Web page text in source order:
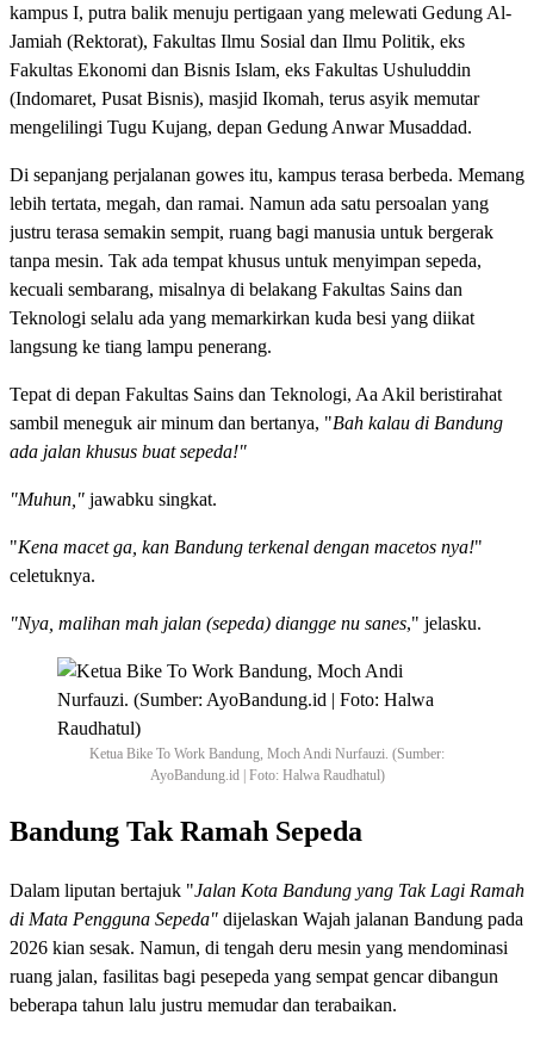
kampus I, putra balik menuju pertigaan yang melewati Gedung Al-
Jamiah (Rektorat), Fakultas Ilmu Sosial dan Ilmu Politik, eks
Fakultas Ekonomi dan Bisnis Islam, eks Fakultas Ushuluddin
(Indomaret, Pusat Bisnis), masjid Ikomah, terus asyik memutar
mengelilingi Tugu Kujang, depan Gedung Anwar Musaddad.
Di sepanjang perjalanan gowes itu, kampus terasa berbeda. Memang
lebih tertata, megah, dan ramai. Namun ada satu persoalan yang
justru terasa semakin sempit, ruang bagi manusia untuk bergerak
tanpa mesin. Tak ada tempat khusus untuk menyimpan sepeda,
kecuali sembarang, misalnya di belakang Fakultas Sains dan
Teknologi selalu ada yang memarkirkan kuda besi yang diikat
langsung ke tiang lampu penerang.
Tepat di depan Fakultas Sains dan Teknologi, Aa Akil beristirahat
sambil meneguk air minum dan bertanya, "Bah kalau di Bandung
ada jalan khusus buat sepeda!"
"Muhun," jawabku singkat.
"Kena macet ga, kan Bandung terkenal dengan macetos nya!"
celetuknya.
"Nya, malihan mah jalan (sepeda) diangge nu sanes," jelasku.
Ketua Bike To Work Bandung, Moch Andi Nurfauzi. (Sumber:
AyoBandung.id | Foto: Halwa Raudhatul)
Bandung Tak Ramah Sepeda
Dalam liputan bertajuk "Jalan Kota Bandung yang Tak Lagi Ramah
di Mata Pengguna Sepeda" dijelaskan Wajah jalanan Bandung pada
2026 kian sesak. Namun, di tengah deru mesin yang mendominasi
ruang jalan, fasilitas bagi pesepeda yang sempat gencar dibangun
beberapa tahun lalu justru memudar dan terabaikan.